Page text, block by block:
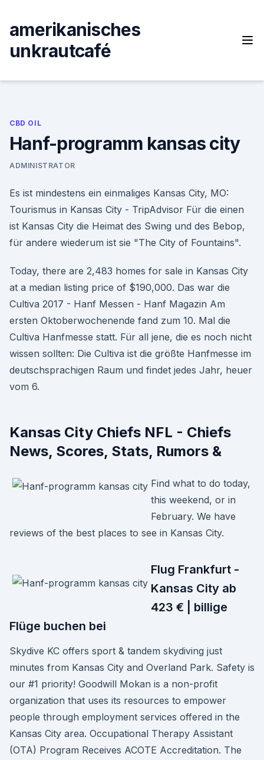
content
amerikanisches
unkrautcafé
CBD OIL
Hanf-programm kansas city
ADMINISTRATOR
Es ist mindestens ein einmaliges Kansas City, MO:
Tourismus in Kansas City - TripAdvisor Für die einen
ist Kansas City die Heimat des Swing und des Bebop,
für andere wiederum ist sie "The City of Fountains".
Today, there are 2,483 homes for sale in Kansas City
at a median listing price of $190,000. Das war die
Cultiva 2017 - Hanf Messen - Hanf Magazin Am
ersten Oktoberwochenende fand zum 10. Mal die
Cultiva Hanfmesse statt. Für all jene, die es noch nicht
wissen sollten: Die Cultiva ist die größte Hanfmesse im
deutschsprachigen Raum und findet jedes Jahr, heuer
vom 6.
Kansas City Chiefs NFL - Chiefs
News, Scores, Stats, Rumors &
Find what to do today,
this weekend, or in
February. We have
reviews of the best places to see in Kansas City.
Flug Frankfurt -
Kansas City ab
423 € | billige
Flüge buchen bei
Skydive KC offers sport & tandem skydiving just
minutes from Kansas City and Overland Park. Safety is
our #1 priority! Goodwill Mokan is a non-profit
organization that uses its resources to empower
people through employment services offered in the
Kansas City area. Occupational Therapy Assistant
(OTA) Program Receives ACOTE Accreditation. The